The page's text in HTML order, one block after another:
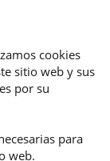
cookies
sitio web y sus
por su
para
web.